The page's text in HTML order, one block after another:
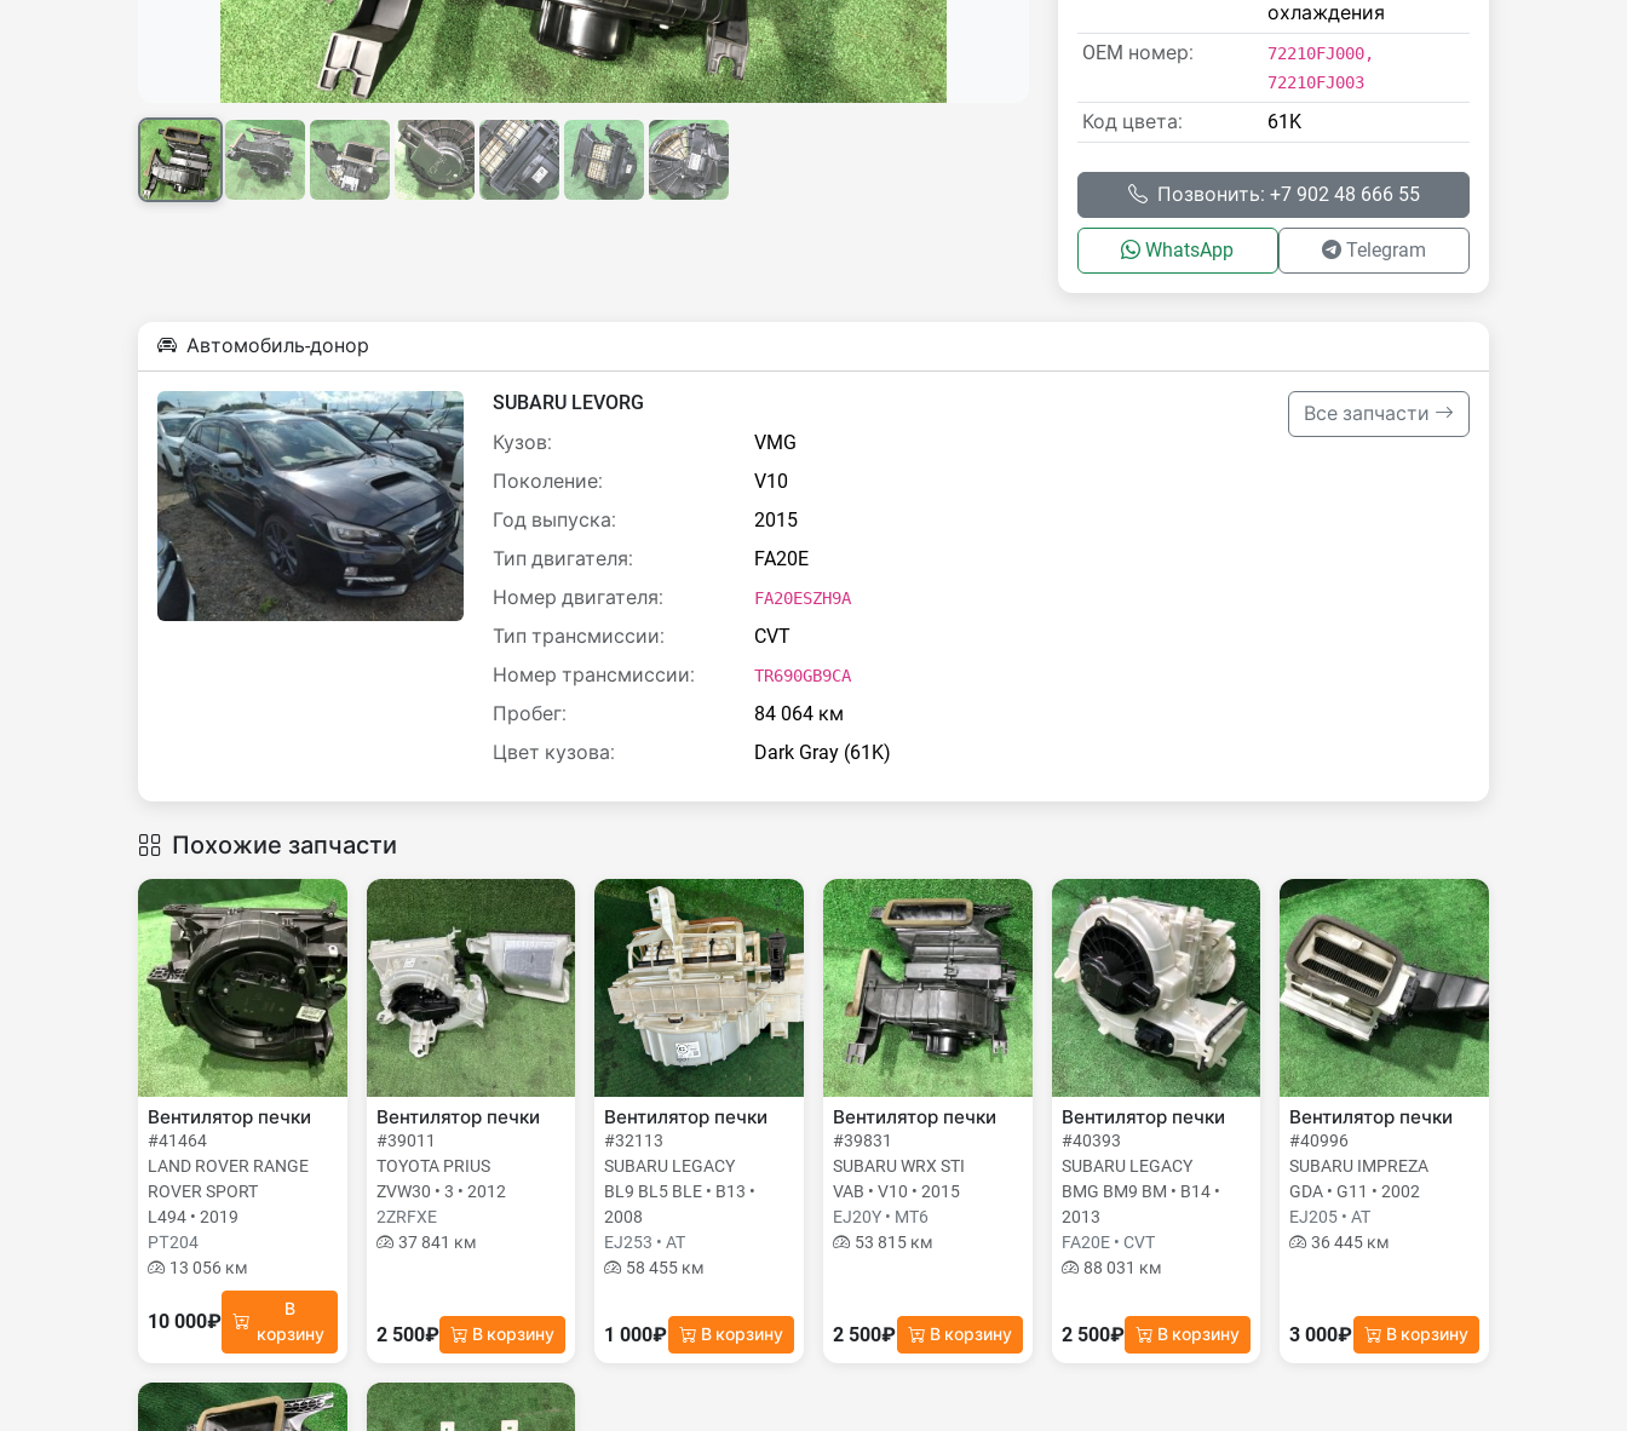
охлаждения
OEM номер:
72210FJ000,
72210FJ003
Код цвета: 61K
Позвонить: +7 902 48 666 55
WhatsApp Telegram
Автомобиль-донор
SUBARU LEVORG
Кузов:
VMG
Поколение:
V10
Год выпуска:
2015
Тип двигателя:
FA20E
Номер двигателя:
FA20ESZH9A
Тип трансмиссии:
CVT
Номер трансмиссии:
TR690GB9CA
Пробег:
84 064 км
Цвет кузова:
Dark Gray (61K)
Все запчасти
Похожие запчасти
Вентилятор печки
#41464
LAND ROVER RANGE
ROVER SPORT
L494 • 2019
PТ204
13 056 км
10 000₽
В
корзину
Вентилятор печки
#39011
TOYOTA PRIUS
ZVW30 • 3 • 2012
2ZRFXE
37 841 км
2 500₽ В корзину
Вентилятор печки
#32113
SUBARU LEGACY
BL9 BL5 BLE • B13 •
2008
EJ253 • AT
58 455 км
1 000₽ В корзину
Вентилятор печки
#39831
SUBARU WRX STI
VAB • V10 • 2015
EJ20Y • MT6
53 815 км
2 500₽ В корзину
Вентилятор печки
#40393
SUBARU LEGACY
BMG BM9 BM • B14 •
2013
FA20E • CVT
88 031 км
2 500₽ В корзину
Вентилятор печки
#40996
SUBARU IMPREZA
GDA • G11 • 2002
EJ205 • AT
36 445 км
3 000₽ В корзину